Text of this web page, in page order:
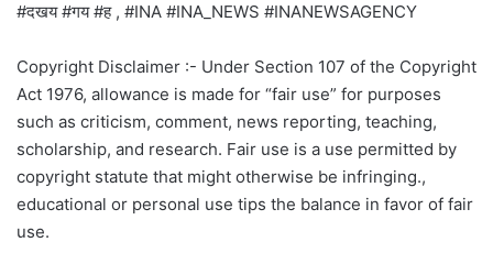
#दखय #गय #ह , #INA #INA_NEWS #INANEWSAGENCY
Copyright Disclaimer :- Under Section 107 of the Copyright
Act 1976, allowance is made for “fair use” for purposes
such as criticism, comment, news reporting, teaching,
scholarship, and research. Fair use is a use permitted by
copyright statute that might otherwise be infringing.,
educational or personal use tips the balance in favor of fair
use.